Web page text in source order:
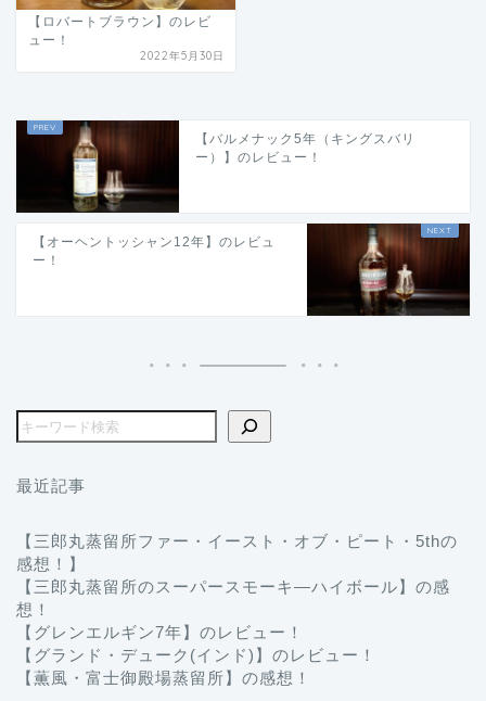
【ロバートブラウン】のレビ
ュー！
2022年5月30日
【バルメナック5年（キングスバリ
ー）】のレビュー！
【オーヘントッシャン12年】のレビュ
ー！
最近記事
【三郎丸蒸留所ファー・イースト・オブ・ピート・5thの
感想！】
【三郎丸蒸留所のスーパースモーキ―ハイボール】の感
想！
【グレンエルギン7年】のレビュー！
【グランド・デューク(インド)】のレビュー！
【薫風・富士御殿場蒸留所】の感想！